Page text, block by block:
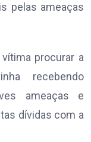
pelas ameaças
procurar a
recebendo
ameaças e
dívidas com a